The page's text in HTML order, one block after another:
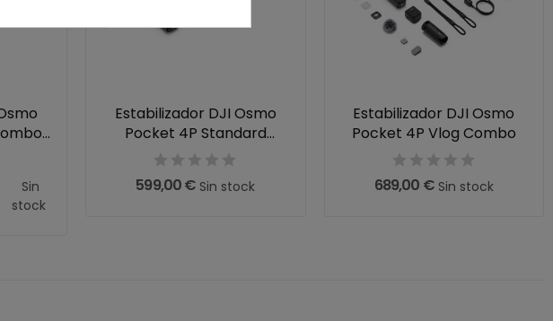
Sin
stock
Estabilizador DJI Osmo
Pocket 4P Standard
Combo
599,00 € Sin stock
Estabilizador DJI Osmo
Pocket 4P Vlog Combo
689,00 €Sin stock